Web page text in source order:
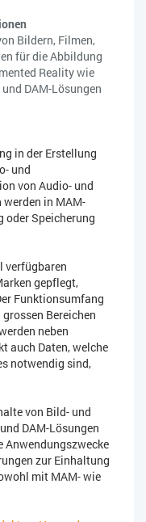
Bildern, Filmen,
für die Abbildung
Reality wie
DAM-Lösungen
in der Erstellung
und
von Audio- und
in MAM-
oder Speicherung
verfügbaren
gepflegt,
Funktionsumfang
Bereichen
neben
auch Daten, welche
notwendig sind,
von Bild- und
DAM-Lösungen
zur Einhaltung
mit MAM- wie